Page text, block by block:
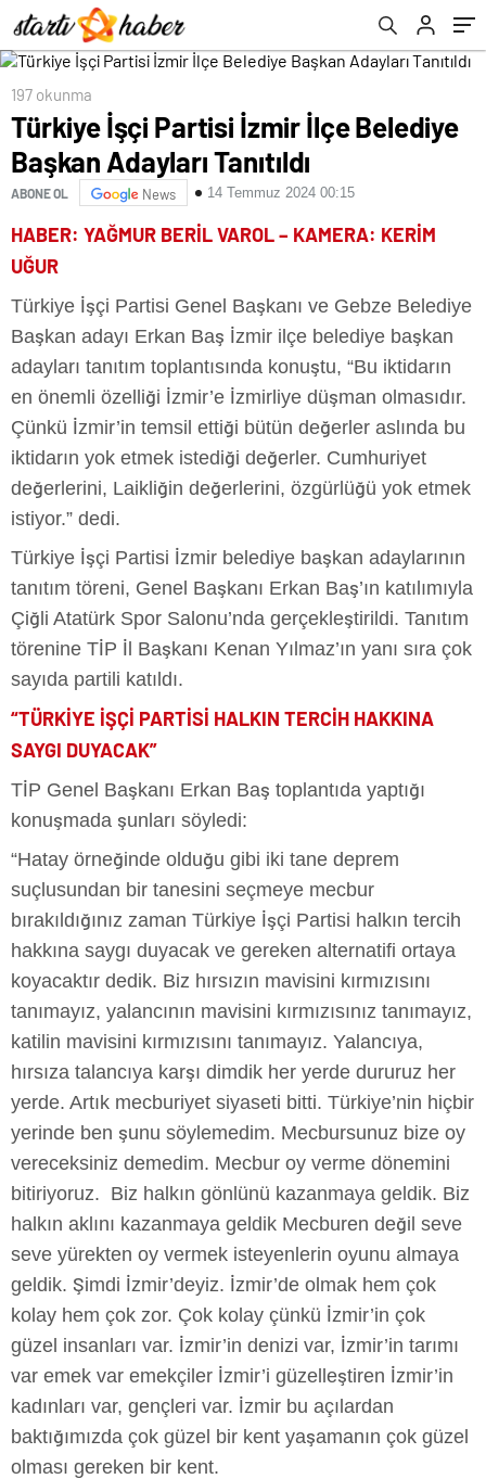
197 okunma
Türkiye İşçi Partisi İzmir İlçe Belediye
Başkan Adayları Tanıtıldı
ABONE OL News 14 Temmuz 2024 00:15
HABER: YAĞMUR BERİL VAROL – KAMERA: KERİM
UĞUR
Türkiye İşçi Partisi Genel Başkanı ve Gebze Belediye
Başkan adayı Erkan Baş İzmir ilçe belediye başkan
adayları tanıtım toplantısında konuştu, “Bu iktidarın
en önemli özelliği İzmir’e İzmirliye düşman olmasıdır.
Çünkü İzmir’in temsil ettiği bütün değerler aslında bu
iktidarın yok etmek istediği değerler. Cumhuriyet
değerlerini, Laikliğin değerlerini, özgürlüğü yok etmek
istiyor.” dedi.
Türkiye İşçi Partisi İzmir belediye başkan adaylarının
tanıtım töreni, Genel Başkanı Erkan Baş’ın katılımıyla
Çiğli Atatürk Spor Salonu’nda gerçekleştirildi. Tanıtım
törenine TİP İl Başkanı Kenan Yılmaz’ın yanı sıra çok
sayıda partili katıldı.
“TÜRKİYE İŞÇİ PARTİSİ HALKIN TERCİH HAKKINA
SAYGI DUYACAK”
TİP Genel Başkanı Erkan Baş toplantıda yaptığı
konuşmada şunları söyledi:
“Hatay örneğinde olduğu gibi iki tane deprem
suçlusundan bir tanesini seçmeye mecbur
bırakıldığınız zaman Türkiye İşçi Partisi halkın tercih
hakkına saygı duyacak ve gereken alternatifi ortaya
koyacaktır dedik. Biz hırsızın mavisini kırmızısını
tanımayız, yalancının mavisini kırmızısınız tanımayız,
katilin mavisini kırmızısını tanımayız. Yalancıya,
hırsıza talancıya karşı dimdik her yerde dururuz her
yerde. Artık mecburiyet siyaseti bitti. Türkiye’nin hiçbir
yerinde ben şunu söylemedim. Mecbursunuz bize oy
vereceksiniz demedim. Mecbur oy verme dönemini
bitiriyoruz. Biz halkın gönlünü kazanmaya geldik. Biz
halkın aklını kazanmaya geldik Mecburen değil seve
seve yürekten oy vermek isteyenlerin oyunu almaya
geldik. Şimdi İzmir’deyiz. İzmir’de olmak hem çok
kolay hem çok zor. Çok kolay çünkü İzmir’in çok
güzel insanları var. İzmir’in denizi var, İzmir’in tarımı
var emek var emekçiler İzmir’i güzelleştiren İzmir’in
kadınları var, gençleri var. İzmir bu açılardan
baktığımızda çok güzel bir kent yaşamanın çok güzel
olması gereken bir kent.